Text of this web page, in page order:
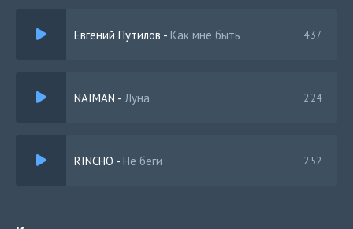
Евгений Путилов - Как мне быть 4:37
NAIMAN - Луна 2:24
RINCHO - Не беги 2:52